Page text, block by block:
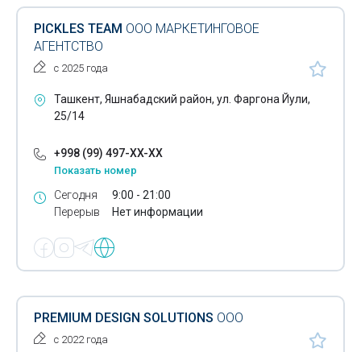
Изготовление световых коробов
Оперативная полиграфия
Печать на баннере
Печать на оракале
Печать постеров
Разработка дизайна этикеток
Разработка товарных знаков
Распечатка плакатов
PICKLES TEAM ООО МАРКЕТИНГОВОЕ
АГЕНТСТВО
с 2025 года
Ташкент, Яшнабадский район, ул. Фаргона Йули,
25/14
+998 (99) 497-XX-XX
Показать номер
Сегодня
Перерыв
9:00 - 21:00
Нет информации
PREMIUM DESIGN SOLUTIONS ООО
с 2022 года